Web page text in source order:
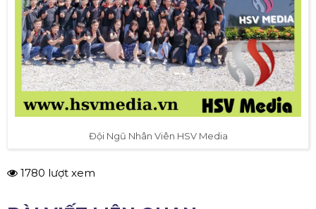
Trụ Sở Công Ty Thiết Bị Tổ Chức Sự Kiện HSV Media